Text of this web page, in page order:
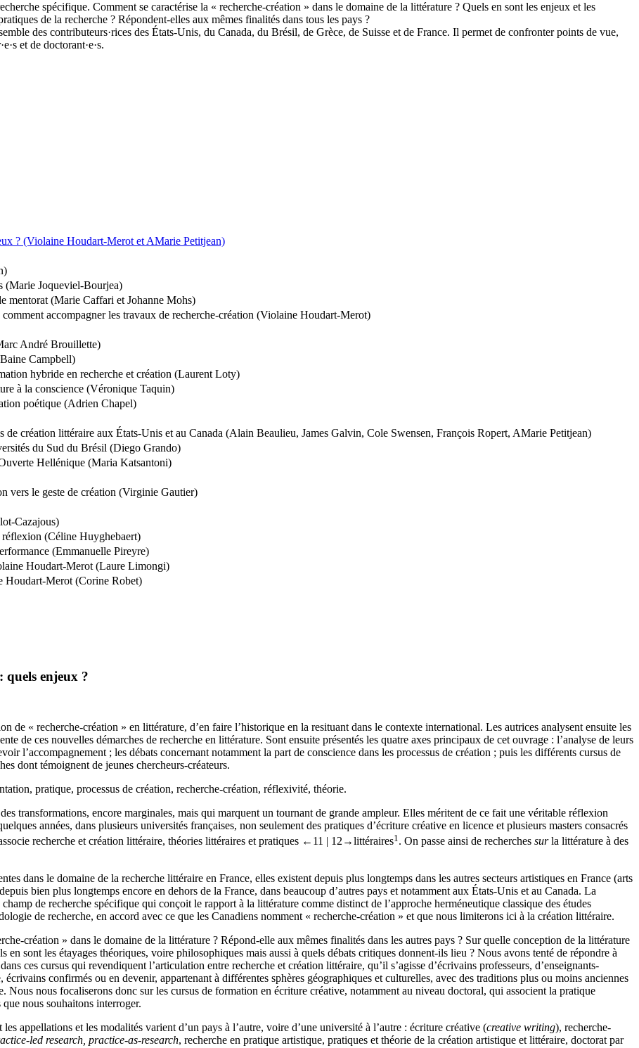
spécifique. Comment se caractérise la « recherche-création » dans le domaine de la littérature ? Quels en sont les enjeux et les
de la recherche ? Répondent-elles aux mêmes finalités dans tous les pays ?
des contributeurs·rices des États-Unis, du Canada, du Brésil, de Grèce, de Suisse et de France. Il permet de confronter points de vue,
et de doctorant·e·s.
? (Violaine Houdart-Merot et AMarie Petitjean)
(Marie Joqueviel-Bourjea)
mentorat (Marie Caffari et Johanne Mohs)
accompagner les travaux de recherche-création (Violaine Houdart-Merot)
André Brouillette)
Campbell)
hybride en recherche et création (Laurent Loty)
à la conscience (Véronique Taquin)
poétique (Adrien Chapel)
de création littéraire aux États-Unis et au Canada (Alain Beaulieu, James Galvin, Cole Swensen, François Ropert, AMarie Petitjean)
du Sud du Brésil (Diego Grando)
Hellénique (Maria Katsantoni)
vers le geste de création (Virginie Gautier)
Cazajous)
réflexion (Céline Huyghebaert)
(Emmanuelle Pireyre)
Houdart-Merot (Laure Limongi)
Houdart-Merot (Corine Robet)
enjeux ?
de « recherche-création » en littérature, d’en faire l’historique en la resituant dans le contexte international. Les autrices analysent ensuite les
de ces nouvelles démarches de recherche en littérature. Sont ensuite présentés les quatre axes principaux de cet ouvrage : l’analyse de leurs
l’accompagnement ; les débats concernant notamment la part de conscience dans les processus de création ; puis les différents cursus de
dont témoignent de jeunes chercheurs-créateurs.
pratique, processus de création, recherche-création, réflexivité, théorie.
transformations, encore marginales, mais qui marquent un tournant de grande ampleur. Elles méritent de ce fait une véritable réflexion
années, dans plusieurs universités françaises, non seulement des pratiques d’écriture créative en licence et plusieurs masters consacrés
recherche et création littéraire, théories littéraires et pratiques ←11 | 12→littéraires1 . On passe ainsi de recherches surla littérature à des
dans le domaine de la recherche littéraire en France, elles existent depuis plus longtemps dans les autres secteurs artistiques en France (arts
bien plus longtemps encore en dehors de la France, dans beaucoup d’autres pays et notamment aux États-Unis et au Canada. La
de recherche spécifique qui conçoit le rapport à la littérature comme distinct de l’approche herméneutique classique des études
de recherche, en accord avec ce que les Canadiens nomment « recherche-création » et que nous limiterons ici à la création littéraire.
création » dans le domaine de la littérature ? Répond-elle aux mêmes finalités dans les autres pays ? Sur quelle conception de la littérature
sont les étayages théoriques, voire philosophiques mais aussi à quels débats critiques donnent-ils lieu ? Nous avons tenté de répondre à
ces cursus qui revendiquent l’articulation entre recherche et création littéraire, qu’il s’agisse d’écrivains professeurs, d’enseignants-
confirmés ou en devenir, appartenant à différentes sphères géographiques et culturelles, avec des traditions plus ou moins anciennes
Nous nous focaliserons donc sur les cursus de formation en écriture créative, notamment au niveau doctoral, qui associent la pratique
nous souhaitons interroger.
appellations et les modalités varient d’un pays à l’autre, voire d’une université à l’autre : écriture créative (creative writing), recherche-
led research, practice-as-research, recherche en pratique artistique, pratiques et théorie de la création artistique et littéraire, doctorat par